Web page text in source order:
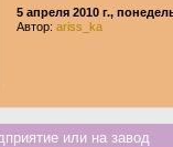
5 апреля 2010 г.,
Автор: ariss_ka
или на завод